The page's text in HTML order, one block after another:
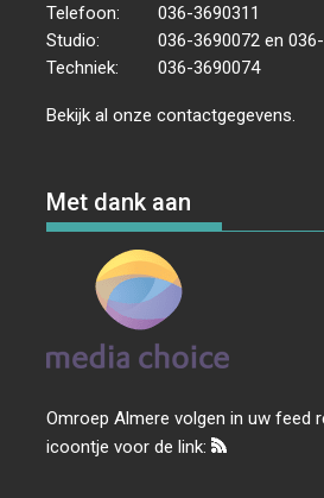
Telefoon:
036-3690311
Studio:
036-3690072 en
Techniek:
036-3690074
Bekijk al onzecontactgegevens
Met dank aan
Omroep Almere volgen in uw feed
icoontje voor de link: